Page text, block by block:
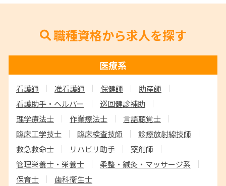
職種資格から求人を探す
医療系
看護師 准看護師 保健師
助産師
看護助手・ヘルパー
巡回健診補助
理学療法士
作業療法士
言語聴覚士
臨床工学技士
臨床検査技師
診療放射線技師
救急救命士
リハビリ助手
薬剤師
管理栄養士・栄養士
柔整・鍼灸・マッサージ系
保育士
歯科衛生士